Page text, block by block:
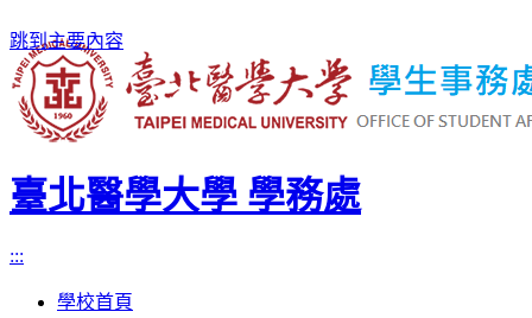
跳到主要內容
臺北醫學大學 學務處
:::
學校首頁